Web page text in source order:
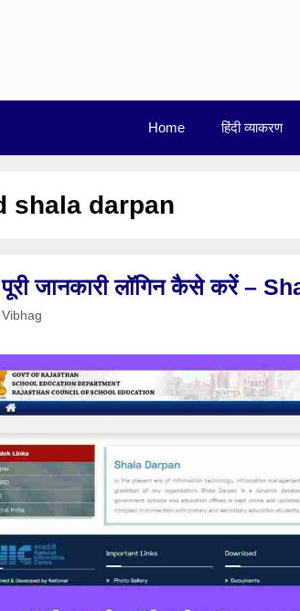
Home हिंदी व्याकरण
shala darpan
पूरी जानकारी लॉगिन कैसे करें –